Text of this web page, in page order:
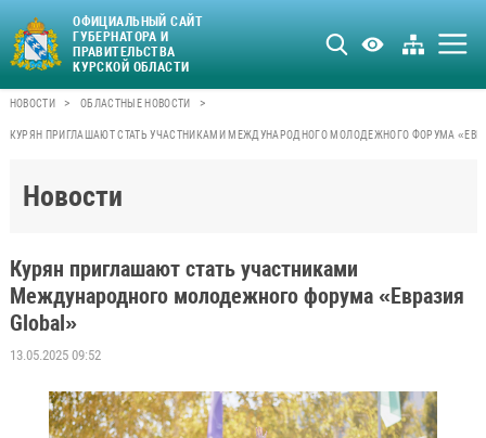
ОФИЦИАЛЬНЫЙ САЙТ
ГУБЕРНАТОРА И
ПРАВИТЕЛЬСТВА
КУРСКОЙ ОБЛАСТИ
НОВОСТИ > ОБЛАСТНЫЕ НОВОСТИ >
КУРЯН ПРИГЛАШАЮТ СТАТЬ УЧАСТНИКАМИ МЕЖДУНАРОДНОГО МОЛОДЕЖНОГО ФОРУМА
Новости
Курян приглашают стать участниками
Международного молодежного форума «Евразия
Global»
13.05.2025 09:52